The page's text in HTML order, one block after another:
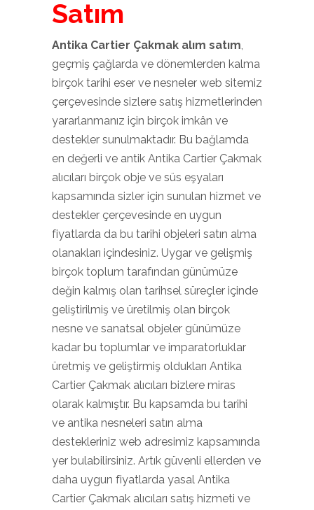
Satım
Antika Cartier Çakmak alım satım,
geçmiş çağlarda ve dönemlerden kalma
birçok tarihi eser ve nesneler web sitemiz
çerçevesinde sizlere satış hizmetlerinden
yararlanmanız için birçok imkân ve
destekler sunulmaktadır. Bu bağlamda
en değerli ve antik Antika Cartier Çakmak
alıcıları birçok obje ve süs eşyaları
kapsamında sizler için sunulan hizmet ve
destekler çerçevesinde en uygun
fiyatlarda da bu tarihi objeleri satın alma
olanakları içindesiniz. Uygar ve gelişmiş
birçok toplum tarafından günümüze
değin kalmış olan tarihsel süreçler içinde
geliştirilmiş ve üretilmiş olan birçok
nesne ve sanatsal objeler günümüze
kadar bu toplumlar ve imparatorluklar
üretmiş ve geliştirmiş oldukları Antika
Cartier Çakmak alıcıları bizlere miras
olarak kalmıştır. Bu kapsamda bu tarihi
ve antika nesneleri satın alma
destekleriniz web adresimiz kapsamında
yer bulabilirsiniz. Artık güvenli ellerden ve
daha uygun fiyatlarda yasal Antika
Cartier Çakmak alıcıları satış hizmeti ve